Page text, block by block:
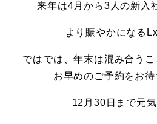
来年は4月から3人の新入
より賑やかになる
ではでは、年末は混み合うこ
お早めのご予約をお待
12月30日まで元